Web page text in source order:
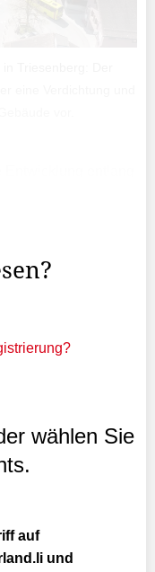
wählen Sie
auf
und